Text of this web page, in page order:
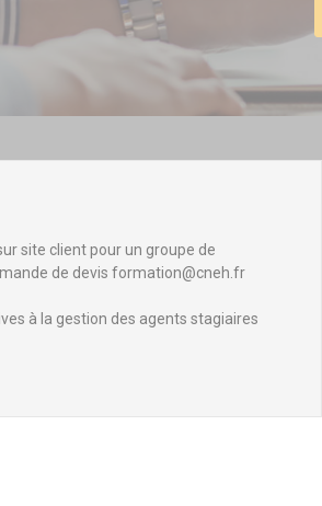
site client pour un groupe de
de devis formation@cneh.fr
à la gestion des agents stagiaires